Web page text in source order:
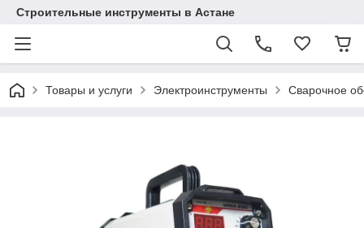
Строительные инструменты в Астане
Товары и услуги Электроинструменты Сварочное